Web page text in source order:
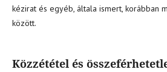
kézirat és egyéb, általa ismert, korábban
között.
Közzététel és